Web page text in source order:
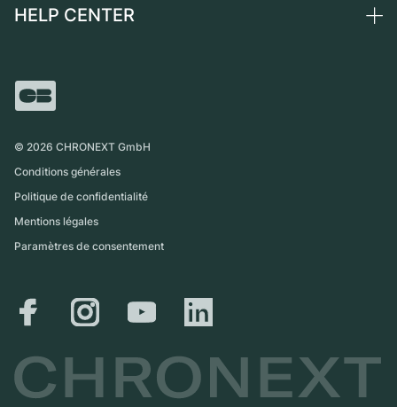
France
International
Independent Brands
Qui sommes-nous ?
Magazine
HELP CENTER
Retrait sur place
© 2026 CHRONEXT GmbH
Conditions générales
Politique de confidentialité
Mentions légales
Paramètres de consentement